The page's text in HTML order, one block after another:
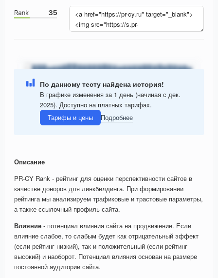
По данному тесту найдена история!
В графике изменения за 1 день (начиная с дек.
2025). Доступно на платных тарифах.
Тарифы и цены
Подробнее
Описание
PR-CY Rank - рейтинг для оценки перспективности сайтов в
качестве доноров для линкбилдинга. При формировании
рейтинга мы анализируем трафиковые и трастовые параметры,
а также ссылочный профиль сайта.
Влияние - потенциал влияния сайта на продвижение. Если
влияние слабое, то слабым будет как отрицательный эффект
(если рейтинг низкий), так и положительный (если рейтинг
высокий) и наоборот. Потенциал влияния основан на размере
постоянной аудитории сайта.